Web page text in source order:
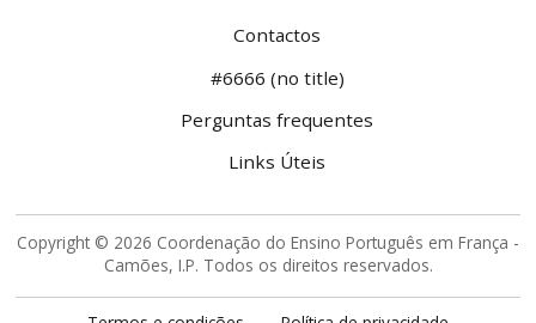
Contactos
#6666 (no title)
Perguntas frequentes
Links Úteis
Copyright © 2026 Coordenação do Ensino Português em França -
Camões, I.P. Todos os direitos reservados.